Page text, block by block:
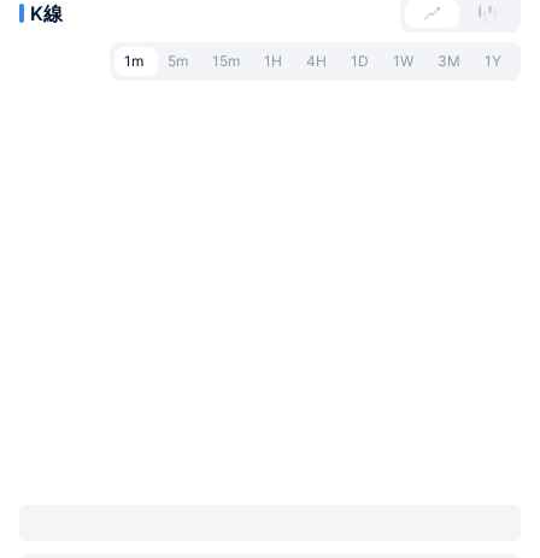
K線
1m 5m 15m 1H 4H 1D 1W 3M 1Y